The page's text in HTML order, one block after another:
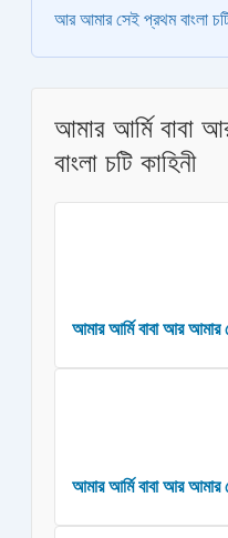
আর আমার সেই প্রথম বাংলা চটি
আমার আর্মি বাবা
বাংলা চটি কাহিনী
আমার আর্মি বাবা আর আমার
আমার আর্মি বাবা আর আমার